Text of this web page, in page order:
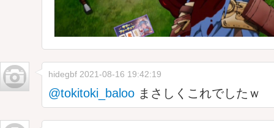
hidegbf 2021-08-16 19:42:19
@tokitoki_baloo まさしくこれでしたｗ